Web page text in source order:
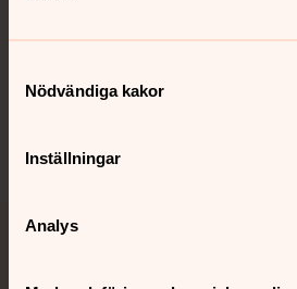
Nödvändiga kakor
Inställningar
Analys
Sociala kanaler